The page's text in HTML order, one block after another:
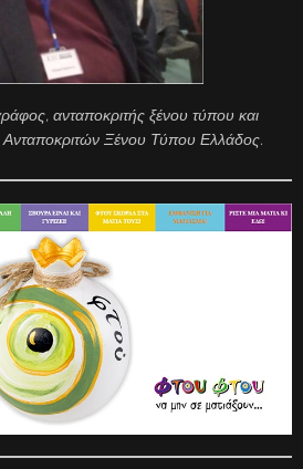
ανταποκριτής ξένου τύπου και
Ανταποκριτών Ξένου Τύπου Ελλάδος.